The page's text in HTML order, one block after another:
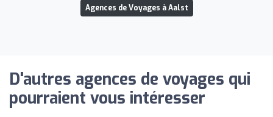
Agences de Voyages à Aalst
D'autres agences de voyages qui
pourraient vous intéresser